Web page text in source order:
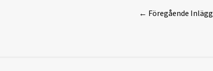
← Föregående Inlägg